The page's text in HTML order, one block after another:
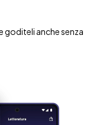
goditeli anche senza